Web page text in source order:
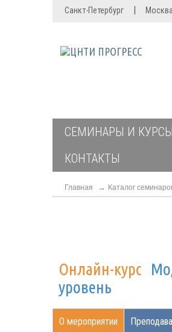
Санкт-Петербург | Москва
СЕМИНАРЫ И КУРСЫ
КОНТАКТЫ
Главная Каталог
Онлайн-курс
уровень
О мероприятии